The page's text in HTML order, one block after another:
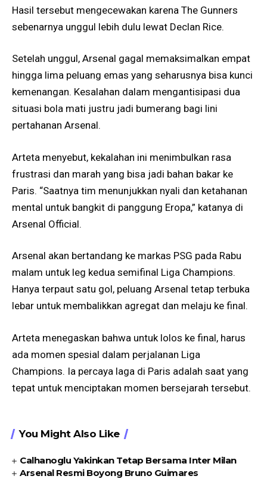
Hasil tersebut mengecewakan karena The Gunners
sebenarnya unggul lebih dulu lewat Declan Rice.
Setelah unggul, Arsenal gagal memaksimalkan empat
hingga lima peluang emas yang seharusnya bisa kunci
kemenangan. Kesalahan dalam mengantisipasi dua
situasi bola mati justru jadi bumerang bagi lini
pertahanan Arsenal.
Arteta menyebut, kekalahan ini menimbulkan rasa
frustrasi dan marah yang bisa jadi bahan bakar ke
Paris. “Saatnya tim menunjukkan nyali dan ketahanan
mental untuk bangkit di panggung Eropa,” katanya di
Arsenal Official.
Arsenal akan bertandang ke markas PSG pada Rabu
malam untuk leg kedua semifinal Liga Champions.
Hanya terpaut satu gol, peluang Arsenal tetap terbuka
lebar untuk membalikkan agregat dan melaju ke final.
Arteta menegaskan bahwa untuk lolos ke final, harus
ada momen spesial dalam perjalanan Liga
Champions. Ia percaya laga di Paris adalah saat yang
tepat untuk menciptakan momen bersejarah tersebut.
You Might Also Like
Calhanoglu Yakinkan Tetap Bersama Inter Milan
Arsenal Resmi Boyong Bruno Guimares